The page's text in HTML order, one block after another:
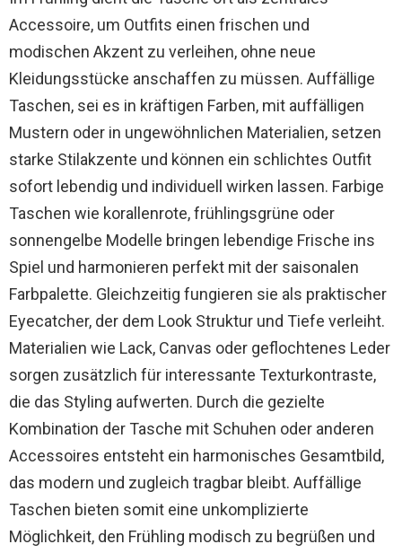
Accessoire, um Outfits einen frischen und
modischen Akzent zu verleihen, ohne neue
Kleidungsstücke anschaffen zu müssen. Auffällige
Taschen, sei es in kräftigen Farben, mit auffälligen
Mustern oder in ungewöhnlichen Materialien, setzen
starke Stilakzente und können ein schlichtes Outfit
sofort lebendig und individuell wirken lassen. Farbige
Taschen wie korallenrote, frühlingsgrüne oder
sonnengelbe Modelle bringen lebendige Frische ins
Spiel und harmonieren perfekt mit der saisonalen
Farbpalette. Gleichzeitig fungieren sie als praktischer
Eyecatcher, der dem Look Struktur und Tiefe verleiht.
Materialien wie Lack, Canvas oder geflochtenes Leder
sorgen zusätzlich für interessante Texturkontraste,
die das Styling aufwerten. Durch die gezielte
Kombination der Tasche mit Schuhen oder anderen
Accessoires entsteht ein harmonisches Gesamtbild,
das modern und zugleich tragbar bleibt. Auffällige
Taschen bieten somit eine unkomplizierte
Möglichkeit, den Frühling modisch zu begrüßen und